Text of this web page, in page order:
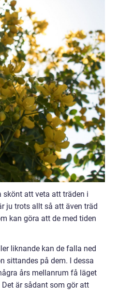
skönt att veta att träden i
ju trots allt så att även träd
kan göra att de med tiden
liknande kan de falla ned
sittandes på dem. I dessa
års mellanrum få läget
är sådant som gör att